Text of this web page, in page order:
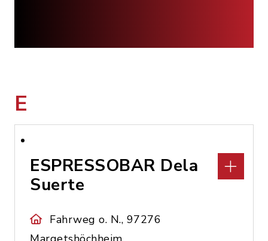
E
ESPRESSOBAR Dela
Suerte
Fahrweg o. N., 97276